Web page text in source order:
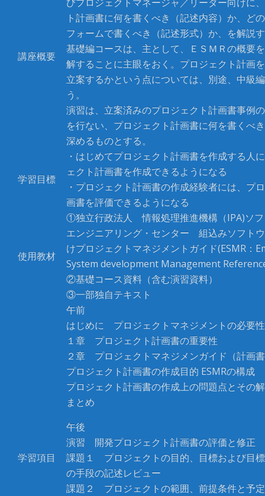
講座概要
ト計画書に何を書くべき（記述内容）か、ど
フォームで書くべき（記述形式）か、を解説
基礎編コースは、主として、ＥＳＭＲの概要
解することに主眼をおく。プロジェクト計画
立案するかという点については、別途、中級
う。
演習は、立案済みのプロジェクト計画書事例
を行ない、プロジェクト計画書に何を書くべ
深めるものとする。
学習目標
・はじめてプロジェクト計画書を作成する人
ェクト計画書を作成できるようになる
・プロジェクト計画書の作成経験者には、プ
画書を評価できるようになる
使用教材
①独立行政法人 情報処理推進機構（IPA)ソ
エンジニアリング・センター 組込みソフト
けプロジェクトマネジメントガイド(ESMR ：
System development Management
②基礎コース資料（含む演習資料）
③一部独自テキスト
学習項目
午前
はじめに プロジェクトマネジメントの必要性
１章 プロジェクト計画書の重要性
２章 プロジェクトマネジメンガイド（計画
プロジェクト計画書の作成目的 ESMRの構成
プロジェクト計画書の作成上の問題点とその
まとめ
午後
演習 開発プロジェクト計画書の評価と修正
課題１ プロジェクトの目的、目標および目
の手段の記述レビュー
課題２ プロジェクトの範囲、前提条件と予